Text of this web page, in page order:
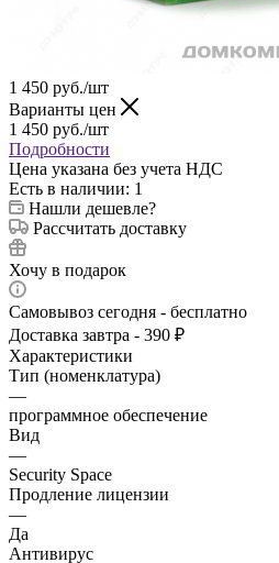
1 450 руб./шт
Варианты цен
1 450 руб./шт
Подробности
Цена указана без учета НДС
Есть в наличии: 1
Нашли дешевле?
Рассчитать доставку
Хочу в подарок
Самовывоз сегодня - бесплатно
Доставка завтра - 390 ₽
Характеристики
Тип (номенклатура)
—
программное обеспечение
Вид
—
Security Space
Продление лицензии
—
Да
Антивирус